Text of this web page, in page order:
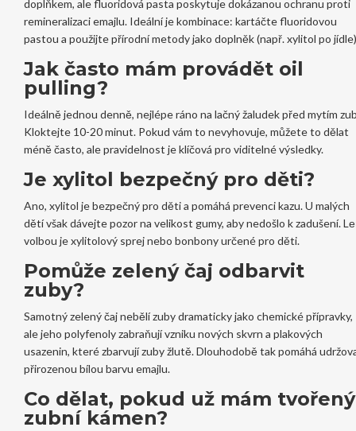
doplňkem, ale fluoridová pasta poskytuje dokázanou ochranu proti
remineralizaci emajlu. Ideální je kombinace: kartáčte fluoridovou
pastou a použijte přírodní metody jako doplněk (např. xylitol po
Jak často mám provádět oil
pulling?
Ideálně jednou denně, nejlépe ráno na lačný žaludek před mytím
Kloktejte 10-20 minut. Pokud vám to nevyhovuje, můžete to dělat
méně často, ale pravidelnost je klíčová pro viditelné výsledky.
Je xylitol bezpečný pro děti?
Ano, xylitol je bezpečný pro děti a pomáhá prevenci kazu. U malých
dětí však dávejte pozor na velikost gumy, aby nedošlo k zadušení.
volbou je xylitolový sprej nebo bonbony určené pro děti.
Pomůže zelený čaj odbarvit
zuby?
Samotný zelený čaj nebělí zuby dramaticky jako chemické přípravky,
ale jeho polyfenoly zabraňují vzniku nových skvrn a plakových
usazenin, které zbarvují zuby žlutě. Dlouhodobě tak pomáhá
přirozenou bílou barvu emajlu.
Co dělat, pokud už mám tvořený
zubní kámen?